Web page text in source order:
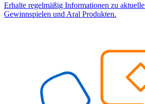
Erhalte regelmäßig Informationen zu
Gewinnspielen und Aral Produkten.